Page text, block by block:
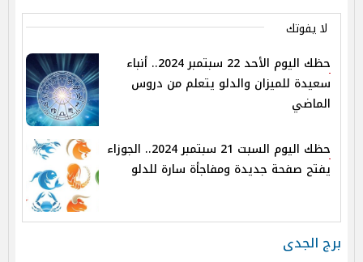
لا يفوتك
حظك اليوم الأحد 22 سبتمبر 2024.. أنباء
سعيدة للميزان والدلو يتعلم من دروس
الماضي
حظك اليوم السبت 21 سبتمبر 2024.. الجوزاء
يفتح صفحة جديدة ومفاجأة سارة للدلو
برج الجدى